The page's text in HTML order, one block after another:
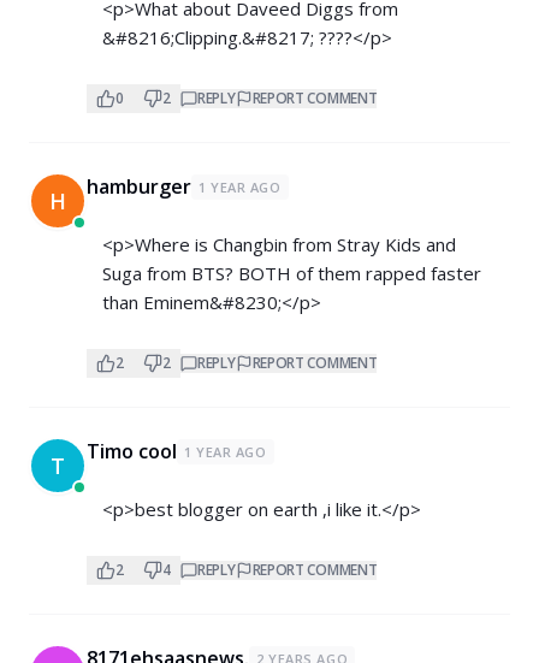
<p>What about Daveed Diggs from
&#8216;Clipping.&#8217; ????</p>
0 2 REPLY REPORT COMMENT
H hamburger 1 YEAR AGO
<p>Where is Changbin from Stray Kids and
Suga from BTS? BOTH of them rapped faster
than Eminem&#8230;</p>
2 2 REPLY REPORT COMMENT
T Timo cool 1 YEAR AGO
<p>best blogger on earth ,i like it.</p>
2 4 REPLY REPORT COMMENT
2 YEARS AGO